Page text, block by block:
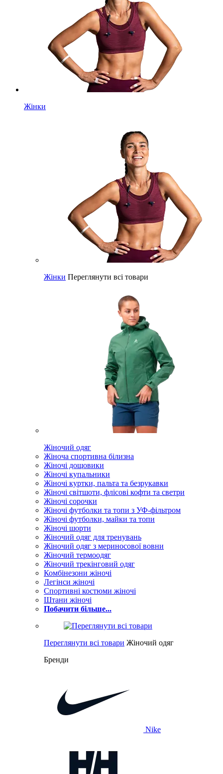
Жінки
Жінки Переглянути всі товари
Жіночий одяг
Жіноча спортивна білизна
Жіночі дощовики
Жіночі купальники
Жіночі куртки, пальта та безрукавки
Жіночі світшоти, флісові кофти та светри
Жіночі сорочки
Жіночі футболки та топи з УФ-фільтром
Жіночі футболки, майки та топи
Жіночі шорти
Жіночий одяг для тренувань
Жіночий одяг з мериносової вовни
Жіночий термоодяг
Жіночий трекінговий одяг
Комбінезони жіночі
Легінси жіночі
Спортивні костюми жіночі
Штани жіночі
Побачити більше...
Переглянути всі товари Жіночий одяг
Бренди
Nike